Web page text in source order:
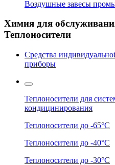
Воздушные завесы
Химия для
Теплоносители
Средства
приборы
Теплоносители для
кондицинирования
Теплоносители до -65°C
Теплоносители до -40°C
Теплоносители до -30°C